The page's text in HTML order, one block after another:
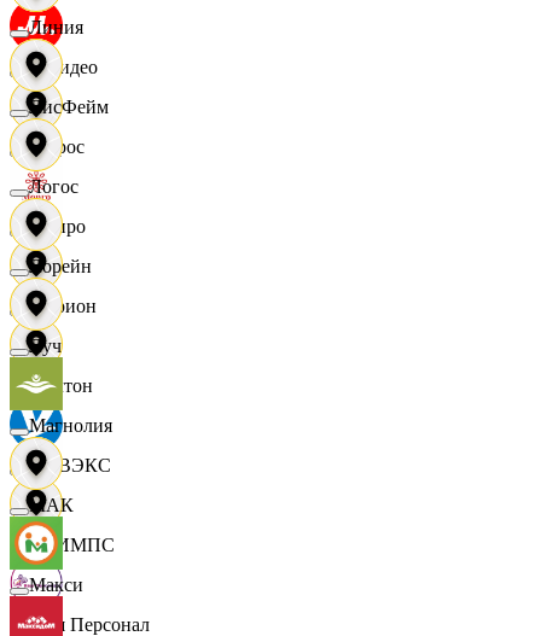
МВидео
Мирос
Монро
Морион
Мултон
НОВЭКС
ОЛИМПС
Ваш Персонал
Линия
ЛисФейм
Логос
Лорейн
Луч
Магнолия
МАК
Макси